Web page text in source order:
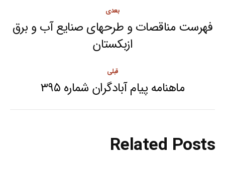
navigation
قبلی
Previous
ماهنامه پیام آبادگران شماره ۳۹۵
بعدی
Next
post:
فهرست مناقصات و طرحهای صنایع آب و برق
ازبکستان
Related Posts